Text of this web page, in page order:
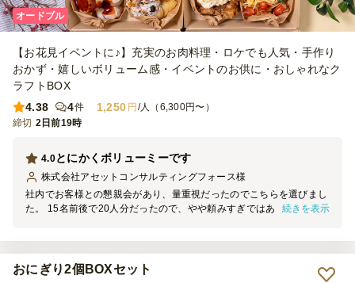
オードブル
【お花見イベントに♪】充実のお肉料理・ロケでも人気・手作り
おかず・嬉しいボリューム感・イベントのお供に・おしゃれなク
ラフトBOX
4.38
4件 1,250 円 /人（6,300円〜）
締切 2日前19時
とにかくボリューミーです
4.0
株式会社アセットコンサルティングフォース様
社内でお客様との懇親会があり、量重視だったのでこちらを選びまし
た。 15名前後で20人分だったので、やや頼みすぎではあったもの
す。 また利用させていただきます。ごちそうさまでした。
続きを表示
おにぎり2個BOXセット